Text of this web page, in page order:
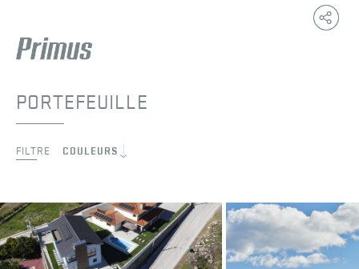
Copy
Link
PORTEFEUILLE
FILTRE COULEURS